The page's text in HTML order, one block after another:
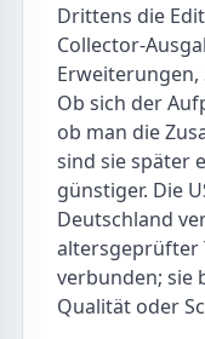
Drittens die
Collector-
Erweiterungen,
Ob sich der
ob man die
sind sie später
günstiger. Die
Deutschland
altersgeprüfter
verbunden; sie
Qualität oder